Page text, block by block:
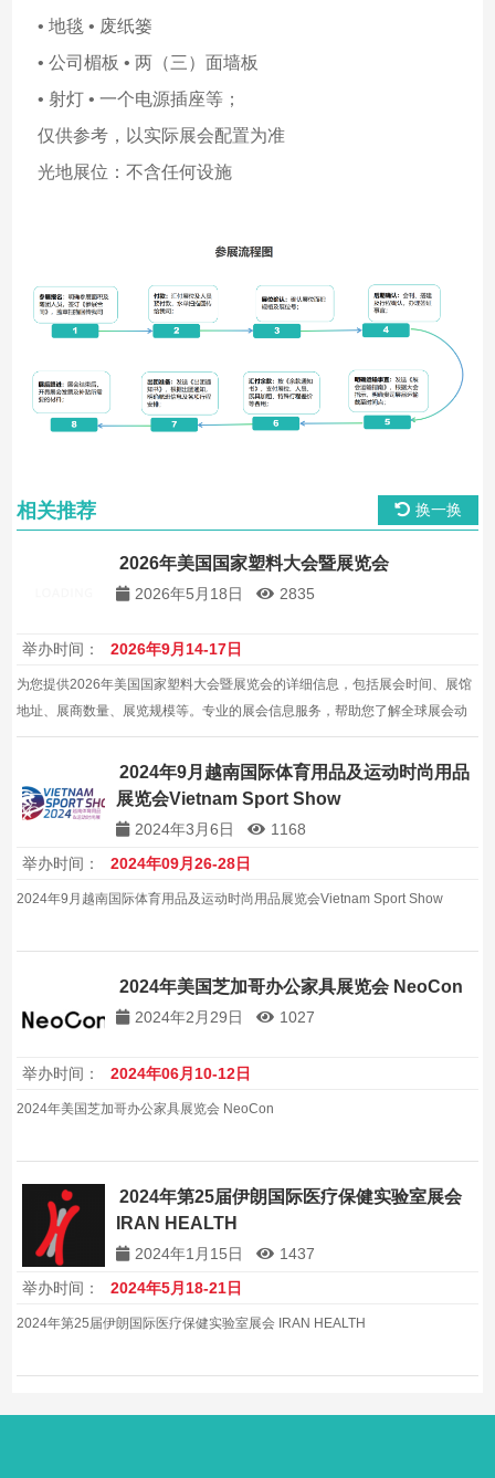
• 地毯 • 废纸篓
• 公司楣板 • 两（三）面墙板
• 射灯 • 一个电源插座等；
仅供参考，以实际展会配置为准
光地展位：不含任何设施
相关推荐 换一换
2026年美国国家塑料大会暨展览会
2026年5月18日 2835
举办时间： 2026年9月14-17日
为您提供2026年美国国家塑料大会暨展览会的详细信息，包括展会时间、展馆
地址、展商数量、展览规模等。专业的展会信息服务，帮助您了解全球展会动
态。
2024年9月越南国际体育用品及运动时尚用品
展览会Vietnam Sport Show
2024年3月6日
1168
举办时间：
2024年09月26-28日
2024年9月越南国际体育用品及运动时尚用品展览会Vietnam Sport Show
2024年美国芝加哥办公家具展览会 NeoCon
2024年2月29日 1027
举办时间： 2024年06月10-12日
2024年美国芝加哥办公家具展览会 NeoCon
2024年第25届伊朗国际医疗保健实验室展会
IRAN HEALTH
2024年1月15日
1437
举办时间：
2024年5月18-21日
2024年第25届伊朗国际医疗保健实验室展会 IRAN HEALTH